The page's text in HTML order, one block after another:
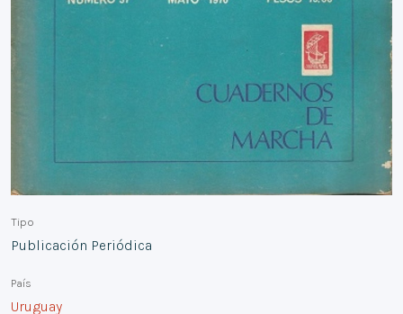
Tipo
Publicación Periódica
País
Uruguay